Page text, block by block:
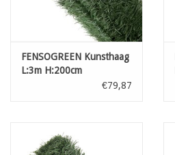
FENSOGREEN Kunsthaag
L:3m H:200cm
€79,87